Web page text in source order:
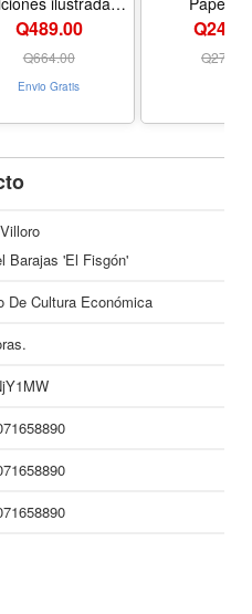
4) / Harry
and the Goblet
of Fire (Spanish
Hardcover
Q489.00
Q664.00
Envio Gratis
Q274.00
Barajas 'El Fisgón'
De Cultura Económica